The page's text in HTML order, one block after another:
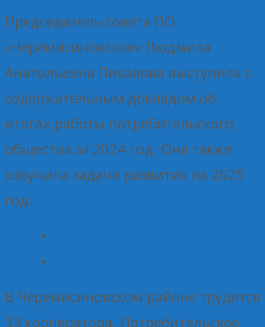
Председатель совета ПО
«Черемисиновское» Людмила
Анатольевна Пикалова выступила с
содержательным докладом об
итогах работы потребительского
общества за 2024 год. Она также
озвучила задачи развития на 2025
год.
В Черемисиновском районе трудятся
33 кооператора. Потребительское